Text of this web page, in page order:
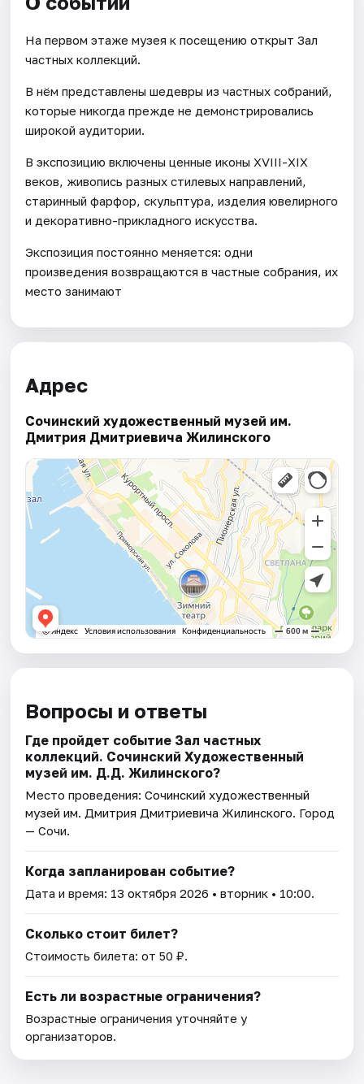
На первом этаже музея к посещению открыт Зал
частных коллекций.
В нём представлены шедевры из частных собраний,
которые никогда прежде не демонстрировались
широкой аудитории.
В экспозицию включены ценные иконы ХVIII-XIX
веков, живопись разных стилевых направлений,
старинный фарфор, скульптура, изделия ювелирного
и декоративно-прикладного искусства.
Экспозиция постоянно меняется: одни
произведения возвращаются в частные собрания, их
место занимают
Адрес
Сочинский художественный музей им.
Дмитрия Дмитриевича Жилинского
Вопросы и ответы
Где пройдет событие Зал частных
коллекций. Сочинский Художественный
музей им. Д.Д. Жилинского?
Место проведения:Сочинский художественный
музей им. Дмитрия Дмитриевича Жилинского. Город
— Сочи.
Когда запланирован событие?
Дата и время: 13 октября 2026 • вторник • 10:00.
Сколько стоит билет?
Стоимость билета: от 50 ₽.
Есть ли возрастные ограничения?
Возрастные ограничения уточняйте у
организаторов.